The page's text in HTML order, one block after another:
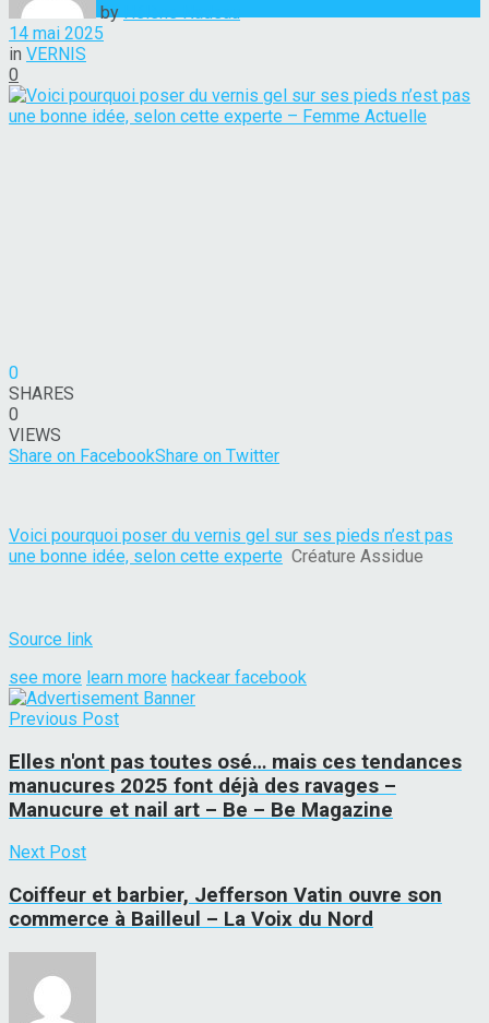
by Hélène Nadeau
14 mai 2025
in VERNIS
0
0
SHARES
0
VIEWS
Share on FacebookShare on Twitter
Voici pourquoi poser du vernis gel sur ses pieds n’est pas
une bonne idée, selon cette experte Créature Assidue
Source link
see more learn more hackear facebook
Previous Post
Elles n'ont pas toutes osé… mais ces tendances
manucures 2025 font déjà des ravages –
Manucure et nail art – Be – Be Magazine
Next Post
Coiffeur et barbier, Jefferson Vatin ouvre son
commerce à Bailleul – La Voix du Nord